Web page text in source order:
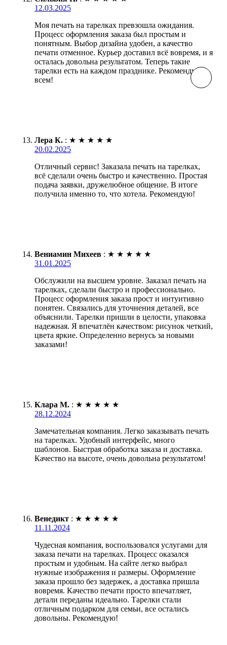
12.03.2025
Моя печать на тарелках превзошла ожидания.
Процесс оформления заказа был простым и
понятным. Выбор дизайна удобен, а качество
печати отменное. Курьер доставил всё вовремя, и я
осталась довольна результатом. Теперь такие
тарелки есть на каждом празднике. Рекомендую
всем!
Лера К. : ★ ★ ★ ★ ★
20.02.2025
Отличный сервис! Заказала печать на тарелках,
всё сделали очень быстро и качественно. Простая
подача заявки, дружелюбное общение. В итоге
получила именно то, что хотела. Рекомендую!
Вениамин Михеев : ★ ★ ★ ★ ★
31.01.2025
Обслужили на высшем уровне. Заказал печать на
тарелках, сделали быстро и профессионально.
Процесс оформления заказа прост и интуитивно
понятен. Связались для уточнения деталей, все
объяснили. Тарелки пришли в целости, упаковка
надежная. Я впечатлён качеством: рисунок четкий,
цвета яркие. Определенно вернусь за новыми
заказами!
Клара М. : ★ ★ ★ ★ ★
28.12.2024
Замечательная компания. Легко заказывать печать
на тарелках. Удобный интерфейс, много
шаблонов. Быстрая обработка заказа и доставка.
Качество на высоте, очень довольна результатом!
Венедикт : ★ ★ ★ ★ ★
11.11.2024
Чудесная компания, воспользовался услугами для
заказа печати на тарелках. Процесс оказался
простым и удобным. На сайте легко выбрал
нужные изображения и размеры. Оформление
заказа прошло без задержек, а доставка пришла
вовремя. Качество печати просто впечатляет,
детали переданы идеально. Тарелки стали
отличным подарком для семьи, все остались
довольны. Рекомендую!